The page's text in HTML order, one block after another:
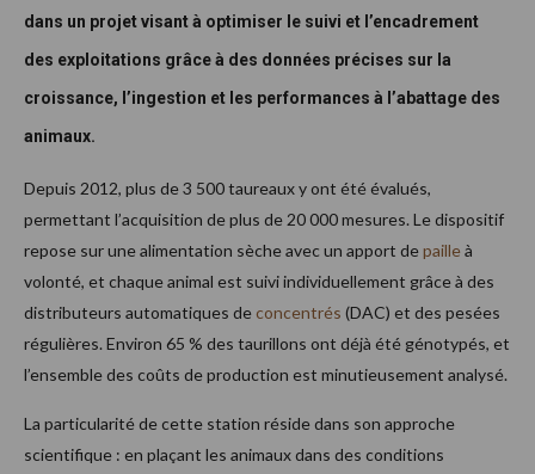
dans un projet visant à optimiser le suivi et l’encadrement
des exploitations grâce à des données précises sur la
croissance, l’ingestion et les performances à l’abattage des
animaux.
Depuis 2012, plus de 3 500 taureaux y ont été évalués,
permettant l’acquisition de plus de 20 000 mesures. Le dispositif
repose sur une alimentation sèche avec un apport depailleà
volonté, et chaque animal est suivi individuellement grâce à des
distributeurs automatiques deconcentrés (DAC) et des pesées
régulières. Environ 65 % des taurillons ont déjà été génotypés, et
l’ensemble des coûts de production est minutieusement analysé.
La particularité de cette station réside dans son approche
scientifique : en plaçant les animaux dans des conditions